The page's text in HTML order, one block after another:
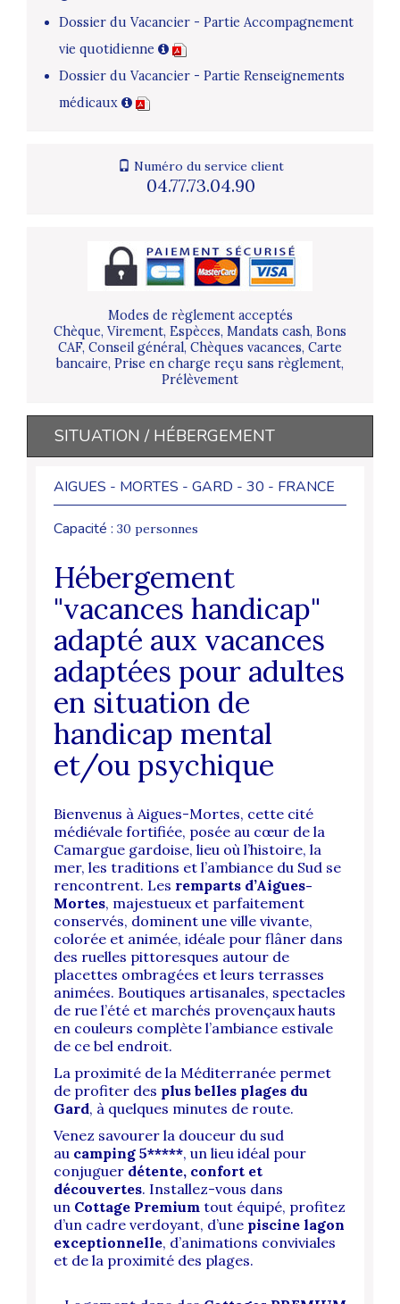
Dossier du Vacancier - Partie Accompagnement
vie quotidienne
Dossier du Vacancier - Partie Renseignements
médicaux
Numéro du service client
04.77.73.04.90
Modes de règlement acceptés
Chèque, Virement, Espèces, Mandats cash, Bons
CAF, Conseil général, Chèques vacances, Carte
bancaire, Prise en charge reçu sans règlement,
Prélèvement
SITUATION / HÉBERGEMENT
AIGUES - MORTES - GARD - 30 - FRANCE
Capacité : 30 personnes
Hébergement
"vacances handicap"
adapté aux vacances
adaptées pour adultes
en situation de
handicap mental
et/ou psychique
Bienvenus à Aigues-Mortes, cette cité
médiévale fortifiée, posée au cœur de la
Camargue gardoise, lieu où l’histoire, la
mer, les traditions et l’ambiance du Sud se
rencontrent. Les remparts d’Aigues-
Mortes, majestueux et parfaitement
conservés, dominent une ville vivante,
colorée et animée, idéale pour flâner dans
des ruelles pittoresques autour de
placettes ombragées et leurs terrasses
animées. Boutiques artisanales, spectacles
de rue l’été et marchés provençaux hauts
en couleurs complète l’ambiance estivale
de ce bel endroit.
La proximité de la Méditerranée permet
de profiter des plus belles plages du
Gard, à quelques minutes de route.
Venez savourer la douceur du sud
au camping 5*****, un lieu idéal pour
conjuguer détente, confort et
découvertes. Installez-vous dans
un Cottage Premium tout équipé, profitez
d’un cadre verdoyant, d’une piscine lagon
exceptionnelle, d’animations conviviales
et de la proximité des plages.